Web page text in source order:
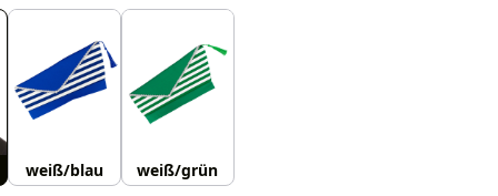
weiß/blau weiß/grün